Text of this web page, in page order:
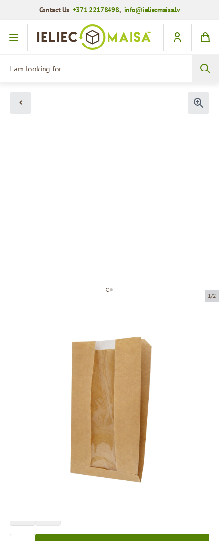
Contact Us +371 22178498, info@ieliecmaisa.lv
Skip to Content
1/2
15 x 7 x 25 cm
Product can be collected from a pickup point.